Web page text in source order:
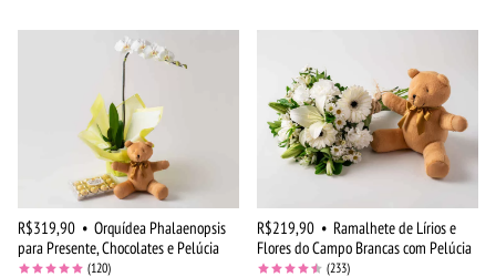
R$319,90 • Orquídea Phalaenopsis
para Presente, Chocolates e Pelúcia
(120)
R$219,90 • Ramalhete de Lírios e
Flores do Campo Brancas com Pelúcia
(233)